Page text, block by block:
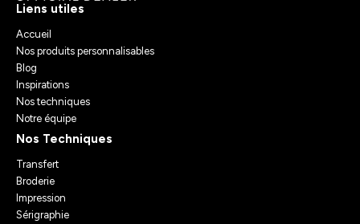
Liens utiles
Accueil
Nos produits personnalisables
Blog
Inspirations
Nos techniques
Notre équipe
Nos Techniques
Transfert
Broderie
Impression
Sérigraphie